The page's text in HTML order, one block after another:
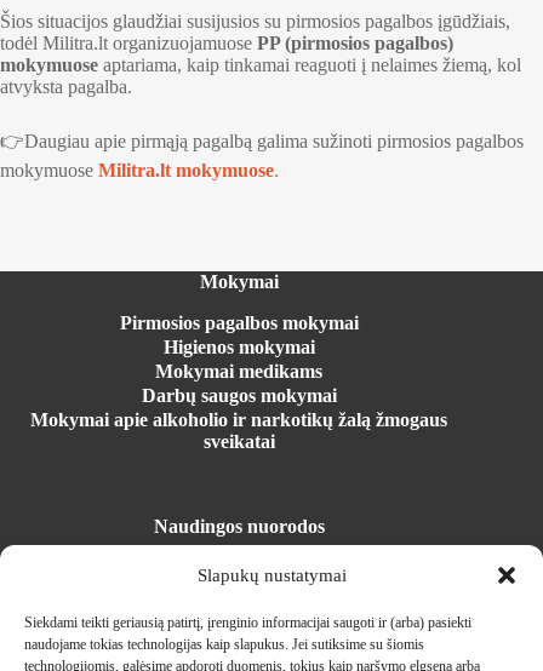
Slapukų nustatymai
Siekdami teikti geriausią patirtį, įrenginio informacijai saugoti ir (arba) pasiekti
naudojame tokias technologijas kaip slapukus. Jei sutiksime su šiomis
technologijomis, galėsime apdoroti duomenis, tokius kaip naršymo elgsena arba
Šios situacijos glaudžiai susijusios su pirmosios pagalbos įgūdžiais,
todėl Militra.lt organizuojamuose PP (pirmosios pagalbos)
mokymuose aptariama, kaip tinkamai reaguoti į nelaimes žiemą, kol
atvyksta pagalba.
👉Daugiau apie pirmąją pagalbą galima sužinoti pirmosios pagalbos
mokymuose Militra.lt mokymuose.
Mokymai
Pirmosios pagalbos mokymai
Higienos mokymai
Mokymai medikams
Darbų saugos mokymai
Mokymai apie alkoholio ir narkotikų žalą žmogaus
sveikatai
Naudingos nuorodos
Registracija į mokymus
Mokymosi erdvė
Parduotuvė
Įrangos nuoma
Naujienos